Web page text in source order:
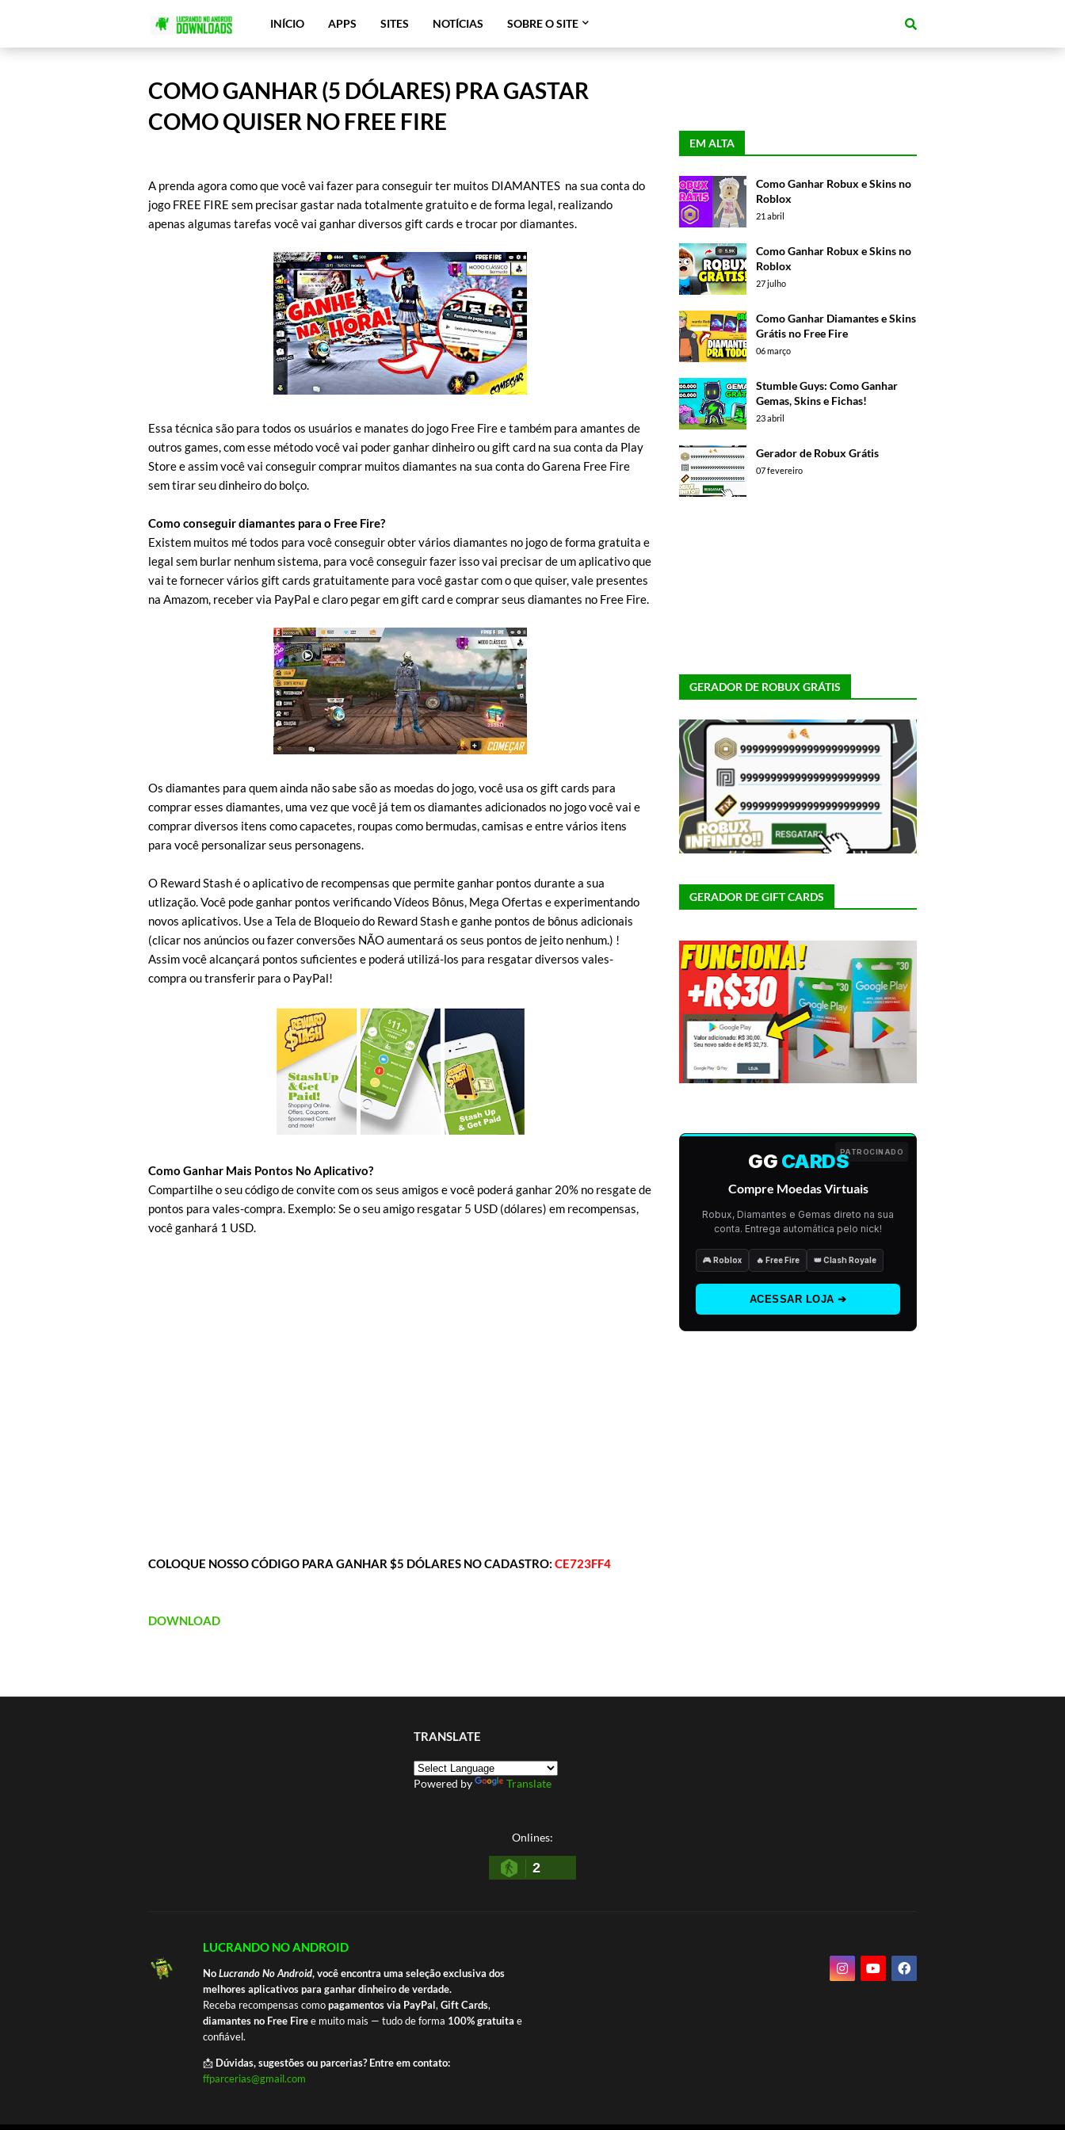
INÍCIO APPS SITES NOTÍCIAS SOBRE O SITE
COMO GANHAR (5 DÓLARES) PRA GASTAR
COMO QUISER NO FREE FIRE
A prenda agora como que você vai fazer para conseguir ter muitos DIAMANTES na sua conta do
jogo FREE FIRE sem precisar gastar nada totalmente gratuito e de forma legal, realizando
apenas algumas tarefas você vai ganhar diversos gift cards e trocar por diamantes.
Essa técnica são para todos os usuários e manates do jogo Free Fire e também para amantes de
outros games, com esse método você vai poder ganhar dinheiro ou gift card na sua conta da Play
Store e assim você vai conseguir comprar muitos diamantes na sua conta do Garena Free Fire
sem tirar seu dinheiro do bolço.
Como conseguir diamantes para o Free Fire?
Existem muitos mé todos para você conseguir obter vários diamantes no jogo de forma gratuita e
legal sem burlar nenhum sistema, para você conseguir fazer isso vai precisar de um aplicativo que
vai te fornecer vários gift cards gratuitamente para você gastar com o que quiser, vale presentes
na Amazom, receber via PayPal e claro pegar em gift card e comprar seus diamantes no Free Fire.
Os diamantes para quem ainda não sabe são as moedas do jogo, você usa os gift cards para
comprar esses diamantes, uma vez que você já tem os diamantes adicionados no jogo você vai e
comprar diversos itens como capacetes, roupas como bermudas, camisas e entre vários itens
para você personalizar seus personagens.
O Reward Stash é o aplicativo de recompensas que permite ganhar pontos durante a sua
utlização. Você pode ganhar pontos verificando Vídeos Bônus, Mega Ofertas e experimentando
novos aplicativos. Use a Tela de Bloqueio do Reward Stash e ganhe pontos de bônus adicionais
(clicar nos anúncios ou fazer conversões NÃO aumentará os seus pontos de jeito nenhum.) !
Assim você alcançará pontos suficientes e poderá utilizá-los para resgatar diversos vales-
compra ou transferir para o PayPal!
Como Ganhar Mais Pontos No Aplicativo?
Compartilhe o seu código de convite com os seus amigos e você poderá ganhar 20% no resgate de
pontos para vales-compra. Exemplo: Se o seu amigo resgatar 5 USD (dólares) em recompensas,
você ganhará 1 USD.
COLOQUE NOSSO CÓDIGO PARA GANHAR $5 DÓLARES NO CADASTRO: CE723FF4
DOWNLOAD
EM ALTA
Como Ganhar Robux e Skins no
Roblox
21 abril
Como Ganhar Robux e Skins no
Roblox
27 julho
Como Ganhar Diamantes e Skins
Grátis no Free Fire
06 março
Stumble Guys: Como Ganhar
Gemas, Skins e Fichas!
23 abril
Gerador de Robux Grátis
07 fevereiro
GERADOR DE ROBUX GRÁTIS
GERADOR DE GIFT CARDS
PATROCINADO
GG CARDS
Compre Moedas Virtuais
Robux, Diamantes e Gemas direto na sua
conta. Entrega automática pelo nick!
🎮 Roblox 🔥 Free Fire 👑 Clash Royale
ACESSAR LOJA ➔
TRANSLATE
Powered by Translate
Onlines:
2
LUCRANDO NO ANDROID
NoLucrando No Android, você encontra uma seleção exclusiva dos
melhores aplicativos para ganhar dinheiro de verdade.
Receba recompensas comopagamentos via PayPal, Gift Cards,
diamantes no Free Firee muito mais — tudo de forma 100% gratuita e
confiável.
📩 Dúvidas, sugestões ou parcerias? Entre em contato:
ffparcerias@gmail.com